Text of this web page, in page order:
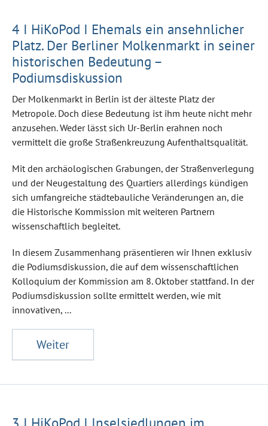
4 I HiKoPod I Ehemals ein ansehnlicher
Platz. Der Berliner Molkenmarkt in seiner
historischen Bedeutung –
Podiumsdiskussion
Der Molkenmarkt in Berlin ist der älteste Platz der
Metropole. Doch diese Bedeutung ist ihm heute nicht mehr
anzusehen. Weder lässt sich Ur-Berlin erahnen noch
vermittelt die große Straßenkreuzung Aufenthaltsqualität.
Mit den archäologischen Grabungen, der Straßenverlegung
und der Neugestaltung des Quartiers allerdings kündigen
sich umfangreiche städtebauliche Veränderungen an, die
die Historische Kommission mit weiteren Partnern
wissenschaftlich begleitet.
In diesem Zusammenhang präsentieren wir Ihnen exklusiv
die Podiumsdiskussion, die auf dem wissenschaftlichen
Kolloquium der Kommission am 8. Oktober stattfand. In der
Podiumsdiskussion sollte ermittelt werden, wie mit
innovativen, ...
Weiter